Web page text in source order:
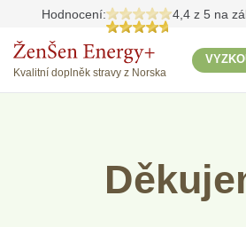
Hodnocení: 4,4 z 5 na
Kvalitní doplněk stravy z Norska